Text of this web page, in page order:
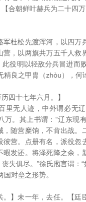
合朝鲜叶赫兵为二十四万
军杜松先渡浑河，以四
营，以两旗共万五千人
役明以轻敌分兵冒进而
精良之甲胄（zhòu），何
四十七年六月。】
里无人迹，中外谓必无
万。其上书谓：“辽东现
随营糜饷，不肯出战
营。点册有名，派役
暇发还。将泽死降之余
失俱尽。”徐氏庖言谓
对垒之形势。
】未一年，去任。【廷